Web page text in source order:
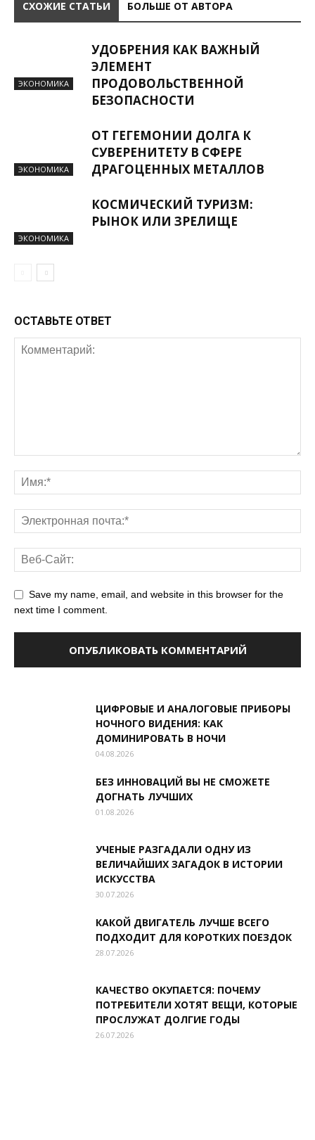
СХОЖИЕ СТАТЬИ БОЛЬШЕ ОТ АВТОРА
ЭКОНОМИКА
УДОБРЕНИЯ КАК ВАЖНЫЙ
ЭЛЕМЕНТ
ПРОДОВОЛЬСТВЕННОЙ
БЕЗОПАСНОСТИ
ЭКОНОМИКА
ОТ ГЕГЕМОНИИ ДОЛГА К
СУВЕРЕНИТЕТУ В СФЕРЕ
ДРАГОЦЕННЫХ МЕТАЛЛОВ
ЭКОНОМИКА
КОСМИЧЕСКИЙ ТУРИЗМ:
РЫНОК ИЛИ ЗРЕЛИЩЕ
ОСТАВЬТЕ ОТВЕТ
Save my name, email, and website in this browser for the
next time I comment.
ЦИФРОВЫЕ И АНАЛОГОВЫЕ ПРИБОРЫ
НОЧНОГО ВИДЕНИЯ: КАК
ДОМИНИРОВАТЬ В НОЧИ
04.08.2026
БЕЗ ИННОВАЦИЙ ВЫ НЕ СМОЖЕТЕ
ДОГНАТЬ ЛУЧШИХ
01.08.2026
УЧЕНЫЕ РАЗГАДАЛИ ОДНУ ИЗ
ВЕЛИЧАЙШИХ ЗАГАДОК В ИСТОРИИ
ИСКУССТВА
30.07.2026
КАКОЙ ДВИГАТЕЛЬ ЛУЧШЕ ВСЕГО
ПОДХОДИТ ДЛЯ КОРОТКИХ ПОЕЗДОК
28.07.2026
КАЧЕСТВО ОКУПАЕТСЯ: ПОЧЕМУ
ПОТРЕБИТЕЛИ ХОТЯТ ВЕЩИ, КОТОРЫЕ
ПРОСЛУЖАТ ДОЛГИЕ ГОДЫ
26.07.2026